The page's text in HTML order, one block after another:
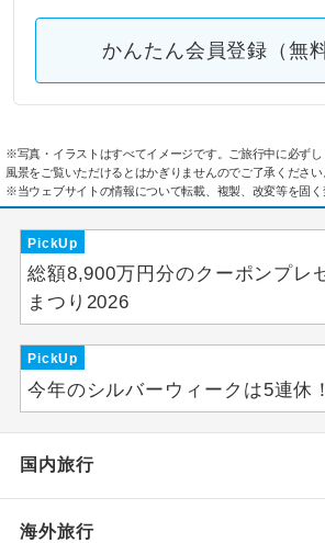
かんたん会員登録（無料
※写真・イラストはすべてイメージです。ご旅行中に必ず
風景をご覧いただけるとはかぎりませんのでご了承ください
※当ウェブサイトの情報について転載、複製、改変等を固く
PickUp
総額8,900万円分のクーポンプレ
まつり2026
PickUp
今年のシルバーウィークは5連休！
国内旅行
海外旅行